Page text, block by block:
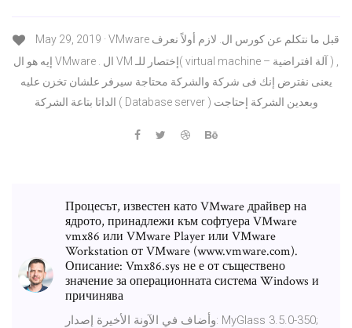
May 29, 2019 · VMware قبل ما نتكلم عن كورس ال. لازم أولاً نعرف
إيه هو ال VMware . ال VM إختصار للـ( virtual machine – آلة افتراضية ) ,
يعنى نفترض إنك فى شركة والشركة محتاجة سيرفر علشان تخزن عليه
الداتا بتاعة الشركة ( Database server ) وبعدين الشركة إحتاجت
Процесът, известен като VMware драйвер на
ядрото, принадлежи към софтуера VMware
vmx86 или VMware Player или VMware
Workstation от VMware (www.vmware.com).
Описание: Vmx86.sys не е от съществено
значение за операционната система Windows и
причинява
وأضاف في الآونة الأخيرة إصدار: MyGlass 3.5.0-350;